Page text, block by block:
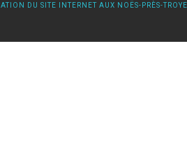
DU SITE INTERNET AUX NOËS-PRÈS-